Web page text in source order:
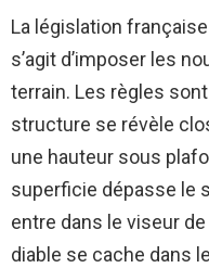
La législation
s’agit d’imposer les
terrain. Les règles
structure se révèle
une hauteur sous
superficie dépasse le
entre dans le viseur
diable se cache dans